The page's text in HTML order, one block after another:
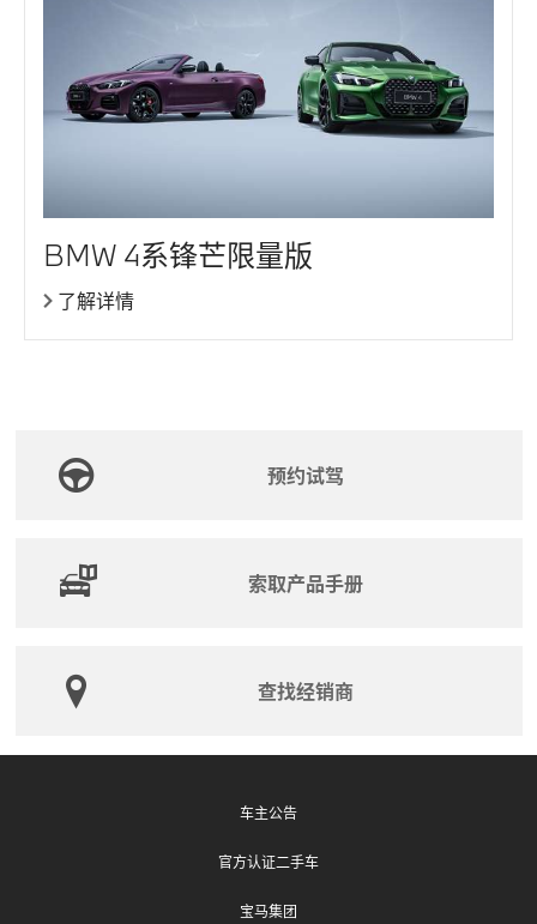
法律法规规定的前提下，时刻履行必要的注意义务，并根
据周边环境及时予以干预。若在驾驶过程中发生违章、事
故、纠纷，驾驶员应承担全部责任。
4. BMW 4系敞篷轿跑车锋芒限量版标配“个性化定制特别
5. BMW 4系敞篷轿跑车锋芒限量版选装“Sensatec合成皮,
火山红, 带精致缝线与打孔”，需以车辆已经配置了“个性化
6. BMW 4系敞篷轿跑车锋芒限量版选装“Sensatec合成皮,
黑色, 带精制缝线与打孔及对比色饰条”，需以车辆已经配
BMW 4系锋芒限量版
了解详情
预约试驾
索取产品手册
查找经销商
车主公告
官方认证二手车
宝马集团